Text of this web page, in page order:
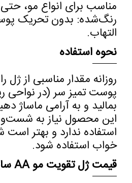
مناسب برای انواع مو،
رنگ‌شده: بدون تحریک
التهاب.
نحوه استفاده
روزانه مقدار مناسبی از ژل
پوست تمیز سر (در نواحی
بمالید و به آرامی ماساژ
این محصول نیاز به
استفاده ندارد و بهتر
خواب استفاده شود.
قیمت ژل تقویت موAA